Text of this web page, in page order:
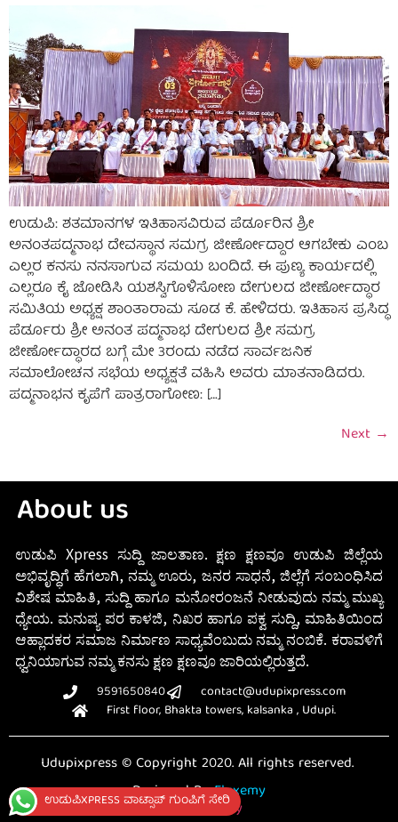
ಉಡುಪಿ: ಶತಮಾನಗಳ ಇತಿಹಾಸವಿರುವ ಪೆರ್ಡೂರಿನ ಶ್ರೀ
ಅನಂತಪದ್ಮನಾಭ ದೇವಸ್ಥಾನ ಸಮಗ್ರ ಜೀರ್ಣೋದ್ದಾರ ಆಗಬೇಕು ಎಂಬ
ಎಲ್ಲರ ಕನಸು ನನಸಾಗುವ ಸಮಯ ಬಂದಿದೆ. ಈ ಪುಣ್ಯ ಕಾರ್ಯದಲ್ಲಿ
ಎಲ್ಲರೂ ಕೈ ಜೋಡಿಸಿ ಯಶಸ್ವಿಗೊಳಿಸೋಣ ದೇಗುಲದ ಜೀರ್ಣೋದ್ಧಾರ
ಸಮಿತಿಯ ಅಧ್ಯಕ್ಷ ಶಾಂತಾರಾಮ ಸೂಡ ಕೆ. ಹೇಳಿದರು. ಇತಿಹಾಸ ಪ್ರಸಿದ್ಧ
ಪೆರ್ಡೂರು ಶ್ರೀ ಅನಂತ ಪದ್ಮನಾಭ ದೇಗುಲದ ಶ್ರೀ ಸಮಗ್ರ
ಜೀರ್ಣೋದ್ಧಾರದ ಬಗ್ಗೆ ಮೇ 3ರಂದು ನಡೆದ ಸಾರ್ವಜನಿಕ
ಸಮಾಲೋಚನ ಸಭೆಯ ಅಧ್ಯಕ್ಷತೆ ವಹಿಸಿ ಅವರು ಮಾತನಾಡಿದರು.
ಪದ್ಮನಾಭನ ಕೃಪೆಗೆ ಪಾತ್ರರಾಗೋಣ: […]
Next →
ಉಡುಪಿXPRESS ವಾಟ್ಸಾಪ್ ಗುಂಪಿಗೆ ಸೇರಿ
About us
ಉಡುಪಿ Xpress ಸುದ್ದಿ ಜಾಲತಾಣ. ಕ್ಷಣ ಕ್ಷಣವೂ ಉಡುಪಿ ಜಿಲ್ಲೆಯ
ಅಭಿವೃದ್ಧಿಗೆ ಹೆಗಲಾಗಿ, ನಮ್ಮ ಊರು, ಜನರ ಸಾಧನೆ, ಜಿಲ್ಲೆಗೆ ಸಂಬಂಧಿಸಿದ
ವಿಶೇಷ ಮಾಹಿತಿ, ಸುದ್ದಿ ಹಾಗೂ ಮನೋರಂಜನೆ ನೀಡುವುದು ನಮ್ಮ ಮುಖ್ಯ
ಧ್ಯೇಯ. ಮನುಷ್ಯ ಪರ ಕಾಳಜಿ, ನಿಖರ ಹಾಗೂ ಪಕ್ವ ಸುದ್ದಿ, ಮಾಹಿತಿಯಿಂದ
ಆಹ್ಲಾದಕರ ಸಮಾಜ ನಿರ್ಮಾಣ ಸಾಧ್ಯವೆಂಬುದು ನಮ್ಮ ನಂಬಿಕೆ. ಕರಾವಳಿಗೆ
ಧ್ವನಿಯಾಗುವ ನಮ್ಮ ಕನಸು ಕ್ಷಣ ಕ್ಷಣವೂ ಜಾರಿಯಲ್ಲಿರುತ್ತದೆ.
9591650840
contact@udupixpress.com
First floor, Bhakta towers, kalsanka , Udupi.
Udupixpress © Copyright 2020. All rights reserved.
Designed ByFluxemy
Privacy Policy